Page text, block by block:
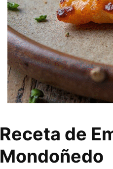
Receta de
Mondoñedo